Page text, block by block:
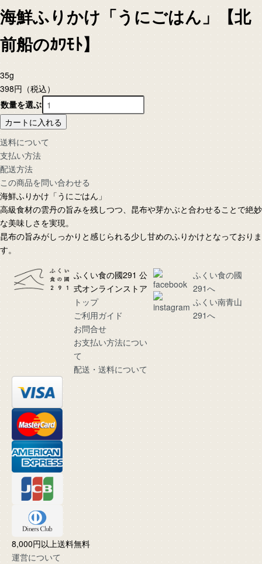
海鮮ふりかけ「うにごはん」【北
前船のｶﾜﾓﾄ】
35g
398円 （税込）
数量を選ぶ
カートに入れる
送料について
支払い方法
配送方法
この商品を問い合わせる
海鮮ふりかけ「うにごはん」
高級食材の雲丹の旨みを残しつつ、昆布や芽かぶと合わせることで絶妙
な美味しさを実現。
昆布の旨みがしっかりと感じられる少し甘めのふりかけとなっておりま
す。
ふくい食の國291 公
式オンラインストア
トップ
ご利用ガイド
お問合せ
お支払い方法につい
て
配送・送料について
ふくい食の國
291へ
ふくい南青山
291へ
8,000円以上送料無料
運営について